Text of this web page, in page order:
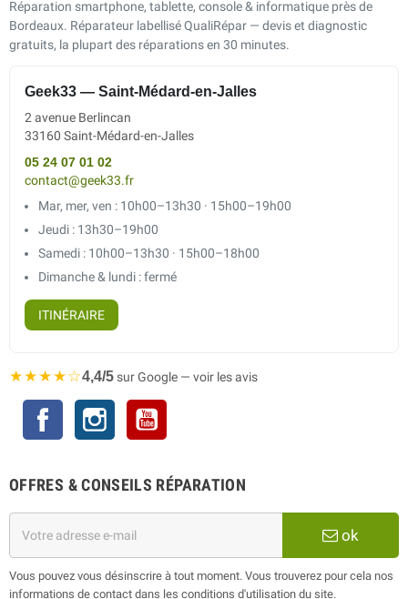
Réparation smartphone, tablette, console & informatique près de
Bordeaux. Réparateur labellisé QualiRépar — devis et diagnostic
gratuits, la plupart des réparations en 30 minutes.
Geek33 — Saint-Médard-en-Jalles
2 avenue Berlincan
33160 Saint-Médard-en-Jalles
05 24 07 01 02
contact@geek33.fr
Mar, mer, ven : 10h00–13h30 · 15h00–19h00
Jeudi : 13h30–19h00
Samedi : 10h00–13h30 · 15h00–18h00
Dimanche & lundi : fermé
ITINÉRAIRE
★★★★☆4,4/5sur Google — voir les avis
Facebook Instagram
OFFRES & CONSEILS RÉPARATION
ok
Vous pouvez vous désinscrire à tout moment. Vous trouverez pour cela nos
informations de contact dans les conditions d'utilisation du site.